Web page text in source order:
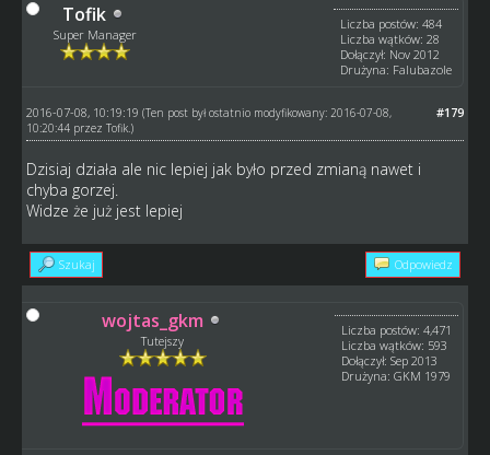
Tofik
Super Manager
Liczba postów: 484
Liczba wątków: 28
Dołączył: Nov 2012
Drużyna: Falubazole
#179
2016-07-08, 10:19:19 (Ten post był ostatnio modyfikowany: 2016-07-08,
10:20:44 przez Tofik.)
Dzisiaj działa ale nic lepiej jak było przed zmianą nawet i
chyba gorzej.
Widze że już jest lepiej
Szukaj Odpowiedz
wojtas_gkm
Tutejszy
Liczba postów: 4,471
Liczba wątków: 593
Dołączył: Sep 2013
Drużyna: GKM 1979